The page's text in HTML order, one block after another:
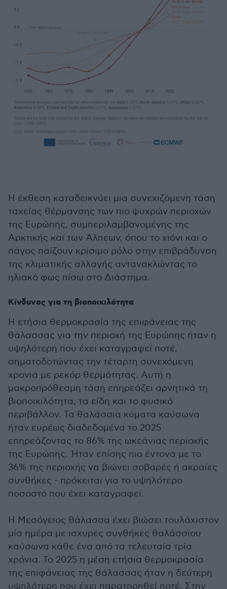
Η έκθεση καταδεικνύει μια συνεχιζόμενη τάση
ταχείας θέρμανσης των πιο ψυχρών περιοχών
της Ευρώπης, συμπεριλαμβανομένης της
Αρκτικής και των Άλπεων, όπου το χιόνι και ο
πάγος παίζουν κρίσιμο ρόλο στην επιβράδυνση
της κλιματικής αλλαγής αντανακλώντας το
ηλιακό φως πίσω στο Διάστημα.
Κίνδυνος για τη βιοποικιλότητα
Η ετήσια θερμοκρασία της επιφάνειας της
θάλασσας για την περιοχή της Ευρώπης ήταν η
υψηλότερη που έχει καταγραφεί ποτέ,
σηματοδοτώντας την τέταρτη συνεχόμενη
χρονιά με ρεκόρ θερμότητας. Αυτή η
μακροπρόθεσμη τάση επηρεάζει αρνητικά τη
βιοποικιλότητα, τα είδη και το φυσικό
περιβάλλον. Τα θαλάσσια κύματα καύσωνα
ήταν ευρέως διαδεδομένα το 2025
επηρεάζοντας το 86% της ωκεάνιας περιοχής
της Ευρώπης. Ήταν επίσης πιο έντονα με το
36% της περιοχής να βιώνει σοβαρές ή ακραίες
συνθήκες - πρόκειται για το υψηλότερο
ποσοστό που έχει καταγραφεί.
Η Μεσόγειος θάλασσα έχει βιώσει τουλάχιστον
μία ημέρα με ισχυρές συνθήκες θαλάσσιου
καύσωνα κάθε ένα από τα τελευταία τρία
χρόνια. Το 2025 η μέση ετήσια θερμοκρασία
της επιφάνειας της θάλασσας ήταν η δεύτερη
υψηλότερη που έχει παρατηρηθεί ποτέ. Στην